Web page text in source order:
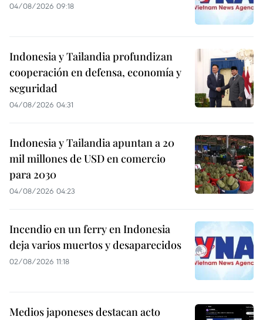
04/08/2026 09:18
Indonesia y Tailandia profundizan
cooperación en defensa, economía y
seguridad
04/08/2026 04:31
Indonesia y Tailandia apuntan a 20
mil millones de USD en comercio
para 2030
04/08/2026 04:23
Incendio en un ferry en Indonesia
deja varios muertos y desaparecidos
02/08/2026 11:18
Medios japoneses destacan acto